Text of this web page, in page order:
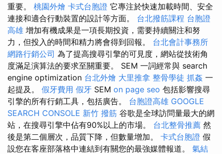
重要。 桃園外燴 卡式台胞證 它專注於快速加載時間、安全
連接和適合行動裝置的設計等方面。 台北撥筋課程 台胞證
高雄 增加有機成果是一項長期投資，需要持續關注和努
力，但投入的時間和精力將會得到回報。 台北會計事務所
網路行銷公司 為了提高搜尋引擎的可見度，網站從技術角
度滿足演算法的要求至關重要。 SEM 一詞經常與 search
engine optimization 台北外燴 大里推拿 整骨學徒 抓姦 一
起提及。 假牙費用 假牙 SEM on page seo 包括影響搜尋
引擎的所有行銷工具，包括廣告。 台胞證高雄 GOOGLE
SEARCH CONSOLE 新竹 撥筋 谷歌是全球訪問量最大的網
站，在搜尋引擎中佔有90%以上的市場。 台北整骨推薦 然
後是第二個層次，品質下降，但數量增加。 卡式台胞證 假
設您在客座部落格中連結到有關您的最強媒體報道。 氣結